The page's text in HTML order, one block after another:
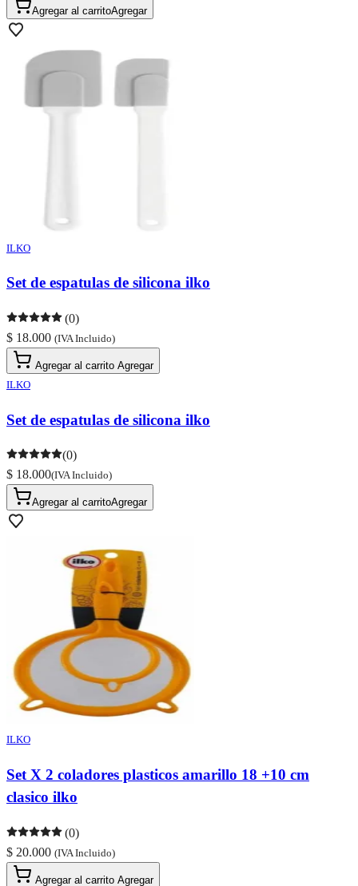
Agregar al carritoAgregar
ILKO
Set de espatulas de silicona ilko
(0)
$ 18.000 (IVA Incluido)
Agregar al carrito Agregar
ILKO
Set de espatulas de silicona ilko
(0)
$ 18.000(IVA Incluido)
Agregar al carritoAgregar
ILKO
Set X 2 coladores plasticos amarillo 18 +10 cm
clasico ilko
(0)
$ 20.000 (IVA Incluido)
Agregar al carrito Agregar